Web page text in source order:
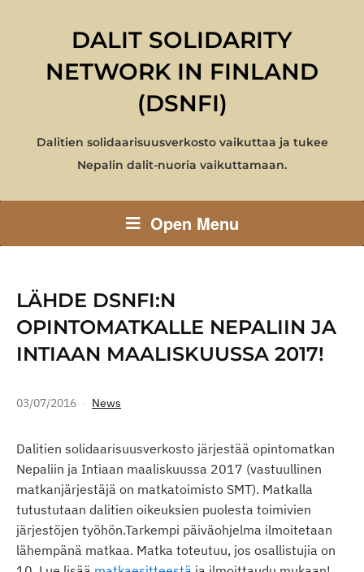
DALIT SOLIDARITY
NETWORK IN FINLAND
(DSNFI)
Dalitien solidaarisuusverkosto vaikuttaa ja tukee
Nepalin dalit-nuoria vaikuttamaan.
Open Menu
LÄHDE DSNFI:N
OPINTOMATKALLE NEPALIIN JA
INTIAAN MAALISKUUSSA 2017!
03/07/2016 News
Dalitien solidaarisuusverkosto järjestää opintomatkan
Nepaliin ja Intiaan maaliskuussa 2017 (vastuullinen
matkanjärjestäjä on matkatoimisto SMT). Matkalla
tutustutaan dalitien oikeuksien puolesta toimivien
järjestöjen työhön.Tarkempi päiväohjelma ilmoitetaan
lähempänä matkaa. Matka toteutuu, jos osallistujia on